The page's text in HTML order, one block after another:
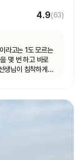
4.9(63)
라고는 1도 모르는
몇 번 하고 바로
생님이 침착하게